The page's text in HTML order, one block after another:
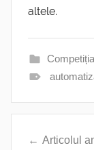
altele.
Articolul